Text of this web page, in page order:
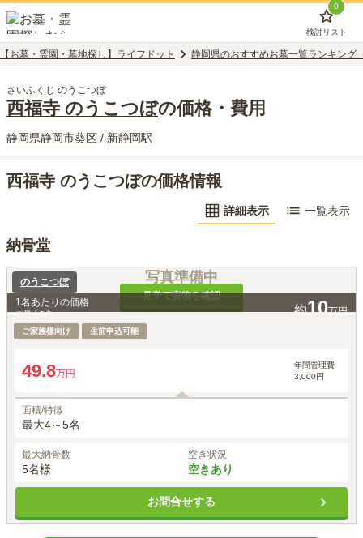
0
検討リスト
【お墓・霊園・墓地探し】ライフドット 静岡県のおすすめお墓一覧ランキング
さいふくじ のうこつぼ
西福寺 のうこつぼの価格・費用
静岡県静岡市葵区 / 新静岡駅
西福寺 のうこつぼの価格情報
詳細表示 一覧表示
納骨堂
写真準備中
見学で実物を確認
のうこつぼ
1名あたりの価格
※最大5名 約10万円
ご家族様向け 生前申込可能
49.8万円
年間管理費
3,000円
面積/特徴
最大4～5名
最大納骨数
5名様
空き状況
空きあり
お問合せする